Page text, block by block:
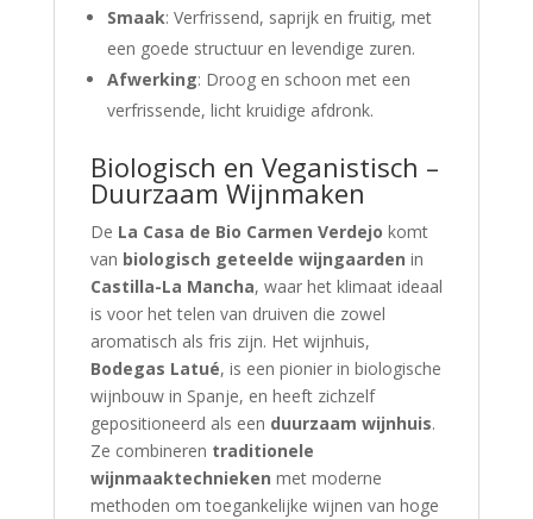
Smaak: Verfrissend, saprijk en fruitig, met
een goede structuur en levendige zuren.
Afwerking: Droog en schoon met een
verfrissende, licht kruidige afdronk.
Biologisch en Veganistisch –
Duurzaam Wijnmaken
De La Casa de Bio Carmen Verdejo komt
van biologisch geteelde wijngaarden in
Castilla-La Mancha, waar het klimaat ideaal
is voor het telen van druiven die zowel
aromatisch als fris zijn. Het wijnhuis,
Bodegas Latué, is een pionier in biologische
wijnbouw in Spanje, en heeft zichzelf
gepositioneerd als een duurzaam wijnhuis.
Ze combineren traditionele
wijnmaaktechnieken met moderne
methoden om toegankelijke wijnen van hoge